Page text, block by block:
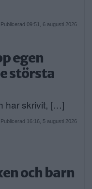
Publicerad 09:51, 6 augusti 2026
egen
största
har skrivit, […]
Publicerad 16:16, 5 augusti 2026
och barn